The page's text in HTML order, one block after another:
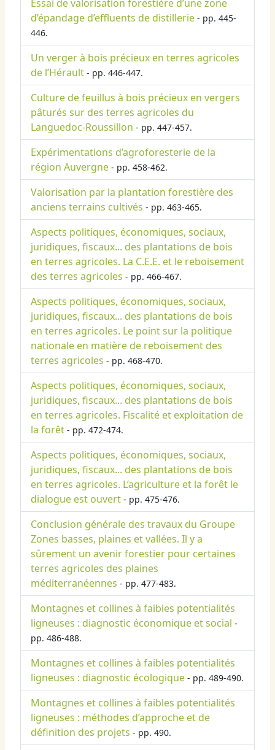
Essai de valorisation forestière d’une zone
d’épandage d’effluents de distillerie - pp. 445-
446.
Un verger à bois précieux en terres agricoles
de l’Hérault - pp. 446-447.
Culture de feuillus à bois précieux en vergers
pâturés sur des terres agricoles du
Languedoc-Roussillon - pp. 447-457.
Expérimentations d’agroforesterie de la
région Auvergne - pp. 458-462.
Valorisation par la plantation forestière des
anciens terrains cultivés - pp. 463-465.
Aspects politiques, économiques, sociaux,
juridiques, fiscaux... des plantations de bois
en terres agricoles. La C.E.E. et le reboisement
des terres agricoles - pp. 466-467.
Aspects politiques, économiques, sociaux,
juridiques, fiscaux... des plantations de bois
en terres agricoles. Le point sur la politique
nationale en matière de reboisement des
terres agricoles - pp. 468-470.
Aspects politiques, économiques, sociaux,
juridiques, fiscaux... des plantations de bois
en terres agricoles. Fiscalité et exploitation de
la forêt - pp. 472-474.
Aspects politiques, économiques, sociaux,
juridiques, fiscaux... des plantations de bois
en terres agricoles. L’agriculture et la forêt le
dialogue est ouvert - pp. 475-476.
Conclusion générale des travaux du Groupe
Zones basses, plaines et vallées. Il y a
sûrement un avenir forestier pour certaines
terres agricoles des plaines
méditerranéennes - pp. 477-483.
Montagnes et collines à faibles potentialités
ligneuses : diagnostic économique et social -
pp. 486-488.
Montagnes et collines à faibles potentialités
ligneuses : diagnostic écologique - pp. 489-490.
Montagnes et collines à faibles potentialités
ligneuses : méthodes d’approche et de
définition des projets - pp. 490.